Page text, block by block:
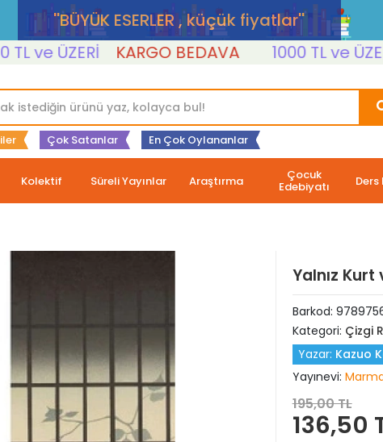
''BÜYÜK ESERLER , küçük fiyatlar''
ÜZERİ KARGO BEDAVA 1000 TL ve ÜZERİ
Çok Satanlar En Çok Oylananlar
Kolektif Süreli Yayınlar Araştırma Çocuk
Edebiyatı Ders
Yalnız
Barkod:
Kategori: Çizgi
Yazar: Kazuo
Yayınevi:
195,00 TL
136,50